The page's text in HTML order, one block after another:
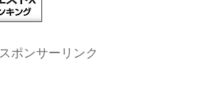
スポンサーリンク